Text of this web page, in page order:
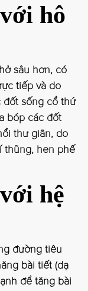
hô
sâu hơn, có
tiếp và do
đốt sống cổ thứ
bóp các đốt
thư giãn, do
thũng, hen phế
hệ
đường tiêu
bài tiết (dạ
để tăng bài